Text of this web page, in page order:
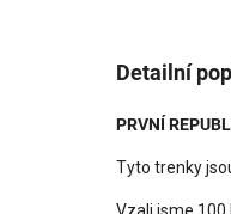
Detailní
PRVNÍ
Tyto trenky